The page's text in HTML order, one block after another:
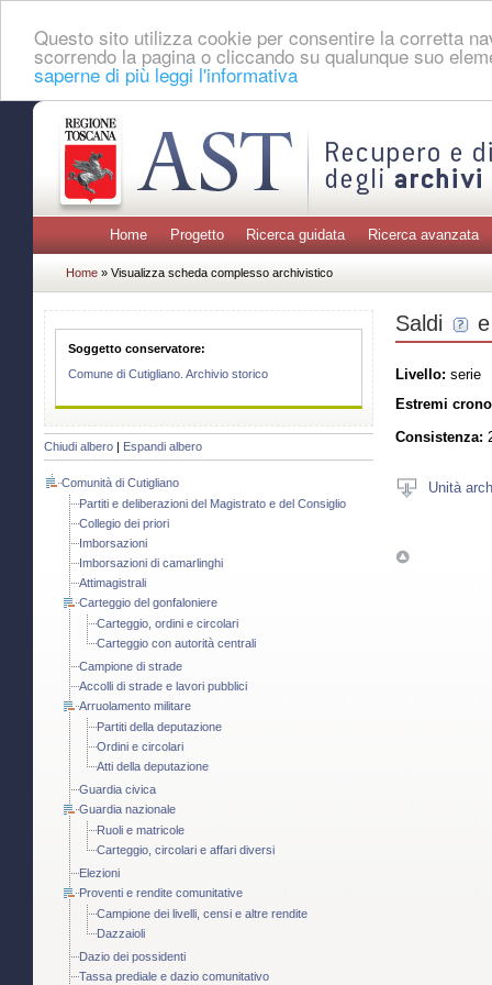
Questo sito utilizza cookie per consentire la corretta
scorrendo la pagina o cliccando su qualunque suo
saperne di più leggi l'informativa
Home Progetto Ricerca guidata Ricerca avanzata
Home » Visualizza scheda complesso archivistico
Soggetto conservatore:
Comune di Cutigliano. Archivio storico
Chiudi albero Espandi albero
Comunità di Cutigliano
Partiti e deliberazioni del Magistrato e del Consiglio
Collegio dei priori
Imborsazioni
Imborsazioni di camarlinghi
Attimagistrali
Carteggio del gonfaloniere
Carteggio, ordini e circolari
Carteggio con autorità centrali
Campione di strade
Accolli di strade e lavori pubblici
Arruolamento militare
Partiti della deputazione
Ordini e circolari
Atti della deputazione
Guardia civica
Guardia nazionale
Ruoli e matricole
Carteggio, circolari e affari diversi
Elezioni
Proventi e rendite comunitative
Campione dei livelli, censi e altre rendite
Dazzaioli
Dazio dei possidenti
Tassa prediale e dazio comunitativo
Saldi
Livello: serie
Estremi
Consistenza:
Unità